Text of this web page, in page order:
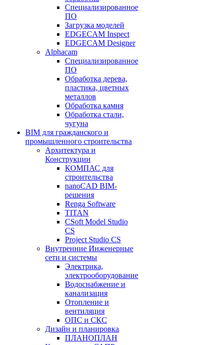
Специализированное
ПО
Загрузка моделей
EDGECAM Inspect
EDGECAM Designer
Alphacam
Специализированное
ПО
Обработка дерева,
пластика, цветных
металлов
Обработка камня
Обработка стали,
чугуна
BIM для гражданского и
промышленного строительства
Архитектура и
Конструкции
КОМПАС для
строительства
nanoCAD BIM-
решения
Renga Software
TITAN
CSoft Model Studio
CS
Project Studio CS
Внутренние Инженерные
сети и системы
Электрика,
электрооборудование
Водоснабжение и
канализация
Отопление и
вентиляция
ОПС и СКС
Дизайн и планировка
ПЛАНОПЛАН